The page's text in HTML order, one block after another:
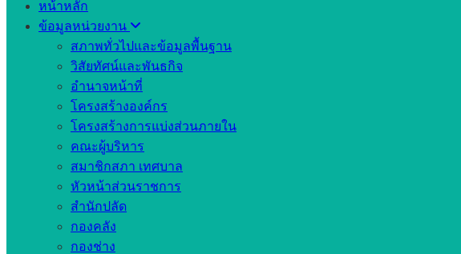
หน้าหลัก
ข้อมูลหน่วยงาน
สภาพทั่วไปและข้อมูลพื้นฐาน
วิสัยทัศน์และพันธกิจ
อำนาจหน้าที่
โครงสร้างองค์กร
โครงสร้างการแบ่งส่วนภายใน
คณะผู้บริหาร
สมาชิกสภา เทศบาล
หัวหน้าส่วนราชการ
สำนักปลัด
กองคลัง
กองช่าง